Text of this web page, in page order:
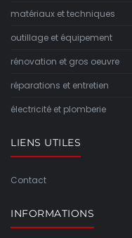
matériaux et techniques
outillage et équipement
rénovation et gros oeuvre
réparations et entretien
électricité et plomberie
LIENS UTILES
Contact
INFORMATIONS